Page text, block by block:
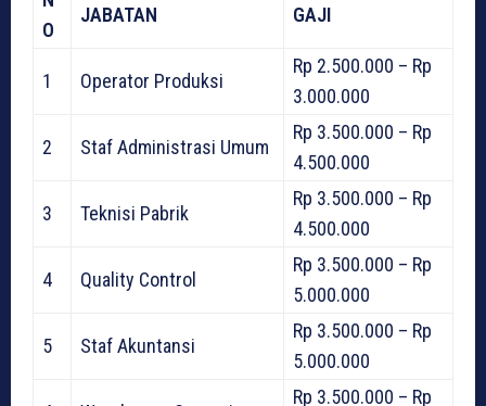
O
JABATAN GAJI
1 Operator Produksi
Rp 2.500.000 – Rp
3.000.000
2 Staf Administrasi Umum
Rp 3.500.000 – Rp
4.500.000
3 Teknisi Pabrik
Rp 3.500.000 – Rp
4.500.000
4 Quality Control
Rp 3.500.000 – Rp
5.000.000
5 Staf Akuntansi
Rp 3.500.000 – Rp
5.000.000
Rp 3.500.000 – Rp